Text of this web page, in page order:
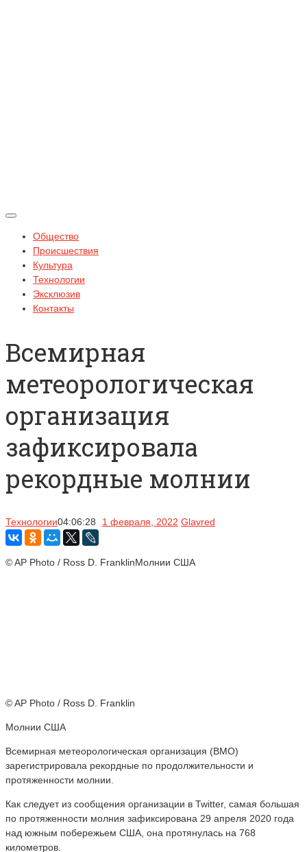
Общество
Происшествия
Культура
Технологии
Эксклюзив
Контакты
Всемирная
метеорологическая
организация
зафиксировала
рекордные молнии
Технологии04:06:28 1 февраля, 2022 Glavred
© AP Photo / Ross D. FranklinМолнии США
© AP Photo / Ross D. Franklin
Молнии США
Всемирная метеорологическая организация (ВМО)
зарегистрировала рекордные по продолжительности и
протяженности молнии.
Как следует из сообщения организации в Twitter, самая большая
по протяженности молния зафиксирована 29 апреля 2020 года
над южным побережьем США, она протянулась на 768
километров.